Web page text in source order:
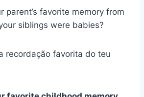
parent’s favorite memory from
siblings were babies?
recordação favorita do teu